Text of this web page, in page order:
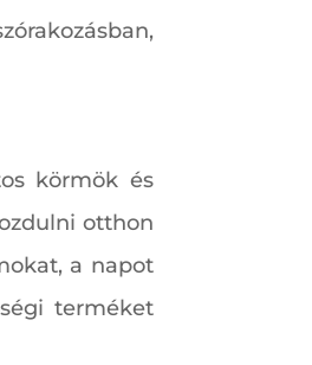
körmök és
otthon
a napot
terméket